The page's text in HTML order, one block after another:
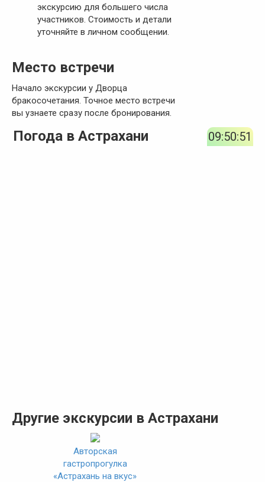
экскурсию для большего числа
участников. Стоимость и детали
уточняйте в личном сообщении.
Место встречи
Начало экскурсии у Дворца
бракосочетания. Точное место встречи
вы узнаете сразу после бронирования.
Погода в Астрахани 09:50:51
Другие экскурсии в Астрахани
Авторская
гастропрогулка
«Астрахань на вкус»